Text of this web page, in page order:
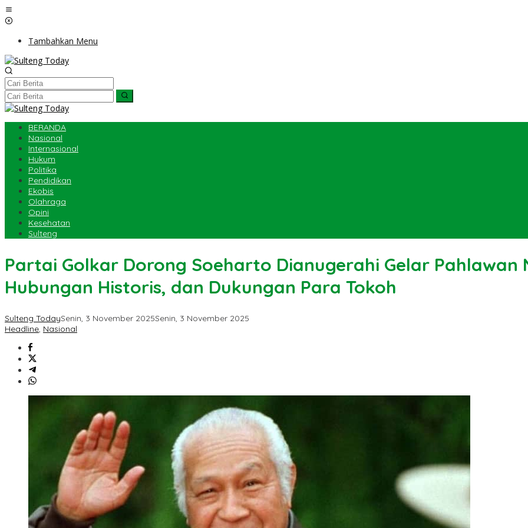
Lewati
ke
Tambahkan Menu
BERANDA
Nasional
Internasional
Hukum
Politika
Pendidikan
Ekobis
Olahraga
Opini
Kesehatan
Sulteng
Partai Golkar Dorong Soeharto Dianugerahi Gelar Pahlawan
Hubungan Historis, dan Dukungan Para Tokoh
Sulteng TodaySenin, 3 November 2025Senin, 3 November 2025
Headline, Nasional